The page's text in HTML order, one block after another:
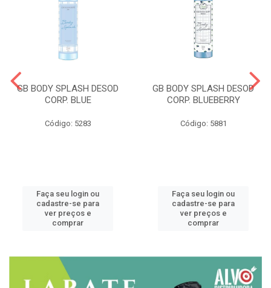
GB BODY SPLASH DESOD
CORP. BLUE
Código: 5283
Faça seu login ou
cadastre-se para
ver preços e
comprar
GB BODY SPLASH DESOD
CORP. BLUEBERRY
Código: 5881
Faça seu login ou
cadastre-se para
ver preços e
comprar